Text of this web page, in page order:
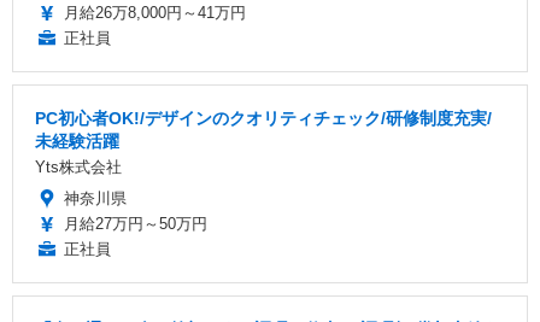
月給26万8,000円～41万円
正社員
PC初心者OK!/デザインのクオリティチェック/研修制度充実/
未経験活躍
Yts株式会社
神奈川県
月給27万円～50万円
正社員